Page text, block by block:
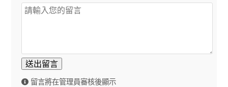
送出留言
留言將在管理員審核後顯示